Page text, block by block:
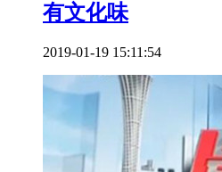
有文化味
2019-01-19 15:11:54